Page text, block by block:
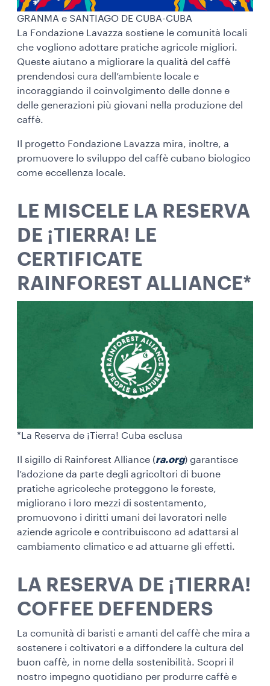
GRANMA e SANTIAGO DE CUBA-CUBA
La Fondazione Lavazza sostiene le comunità locali
che vogliono adottare pratiche agricole migliori.
Queste aiutano a migliorare la qualità del caffè
prendendosi cura dell’ambiente locale e
incoraggiando il coinvolgimento delle donne e
delle generazioni più giovani nella produzione del
caffè.
Il progetto Fondazione Lavazza mira, inoltre, a
promuovere lo sviluppo del caffè cubano biologico
come eccellenza locale.
LE MISCELE LA RESERVA
DE ¡TIERRA! LE
CERTIFICATE
RAINFOREST ALLIANCE*
*La Reserva de ¡Tierra! Cuba esclusa
Il sigillo di Rainforest Alliance (ra.org) garantisce
l’adozione da parte degli agricoltori di buone
pratiche agricoleche proteggono le foreste,
migliorano i loro mezzi di sostentamento,
promuovono i diritti umani dei lavoratori nelle
aziende agricole e contribuiscono ad adattarsi al
cambiamento climatico e ad attuarne gli effetti.
LA RESERVA DE ¡TIERRA!
COFFEE DEFENDERS
La comunità di baristi e amanti del caffè che mira a
sostenere i coltivatori e a diffondere la cultura del
buon caffè, in nome della sostenibilità. Scopri il
nostro impegno quotidiano per produrre caffè e